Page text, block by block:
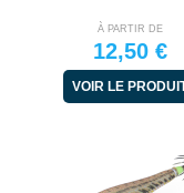
À PARTIR DE
12,50 €
VOIR LE